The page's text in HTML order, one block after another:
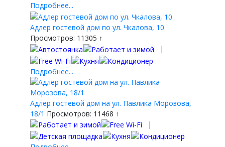
Подробнее...
Адлер гостевой дом по ул. Чкалова, 10
Просмотров: 11305 ↑
|
Подробнее...
Адлер гостевой дом на ул. Павлика Морозова,
18/1 Просмотров: 11468 ↑
|